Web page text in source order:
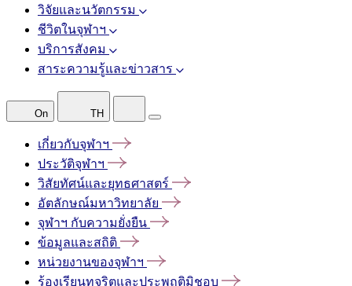
วิจัยและนวัตกรรม
ชีวิตในจุฬาฯ
บริการสังคม
สาระความรู้และข่าวสาร
On TH
เกี่ยวกับจุฬาฯ
ประวัติจุฬาฯ
วิสัยทัศน์และยุทธศาสตร์
อัตลักษณ์มหาวิทยาลัย
จุฬาฯ กับความยั่งยืน
ข้อมูลและสถิติ
หน่วยงานของจุฬาฯ
ร้องเรียนทุจริตและประพฤติมิชอบ